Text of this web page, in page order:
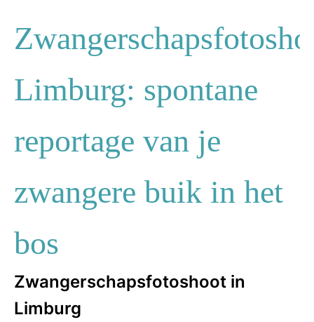
Limburg: spontane
reportage van je
zwangere buik in het
bos
Zwangerschapsfotoshoot in
Limburg